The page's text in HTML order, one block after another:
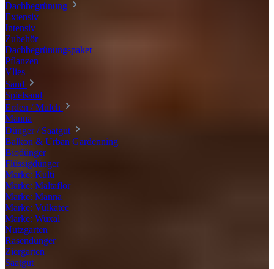
Dachbegrünung
Extensiv
Intensiv
Zubehör
Dachbegrünungspaket
Pflanzen
Vlies
Sand
Spielsand
Erden / Mulch
Manna
Dünger / Saatgut
Balkon & Urban Gardenning
Biodünger
Flüssigdünger
Marke: Kulti
Marke: Maltaflor
Marke: Manna
Marke: Vulkatec
Marke: Wuxal
Nutzgarten
Rasendünger
Ziergarten
Saatgut